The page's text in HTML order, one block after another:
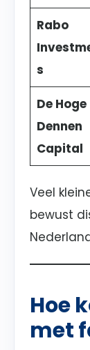
Rabo
s
De Hoge
Dennen
Capital
Veel
bewust
Hoe
met